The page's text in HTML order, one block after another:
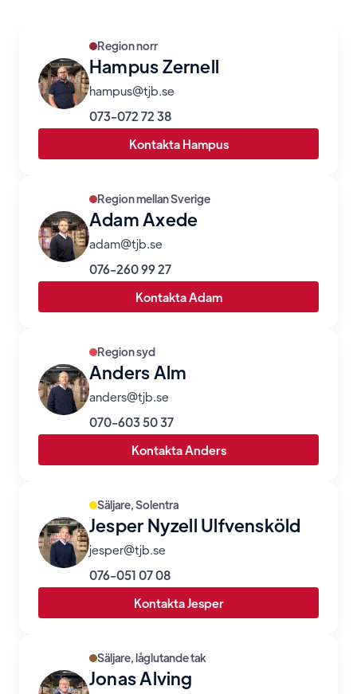
Region norr
Hampus Zernell
hampus@tjb.se
073-072 72 38
Kontakta Hampus
Region mellan Sverige
Adam Axede
adam@tjb.se
076-260 99 27
Kontakta Adam
Region syd
Anders Alm
anders@tjb.se
070-603 50 37
Kontakta Anders
Säljare, Solentra
Jesper Nyzell Ulfvensköld
jesper@tjb.se
076-051 07 08
Kontakta Jesper
Säljare, låglutande tak
Jonas Alving